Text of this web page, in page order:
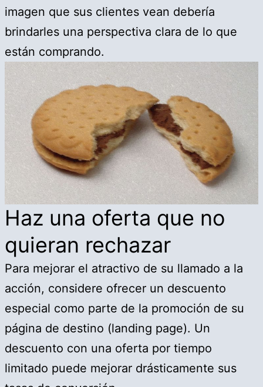
imagen que sus clientes vean debería
brindarles una perspectiva clara de lo que
están comprando.
Haz una oferta que no
quieran rechazar
Para mejorar el atractivo de su llamado a la
acción, considere ofrecer un descuento
especial como parte de la promoción de su
página de destino (landing page). Un
descuento con una oferta por tiempo
limitado puede mejorar drásticamente sus